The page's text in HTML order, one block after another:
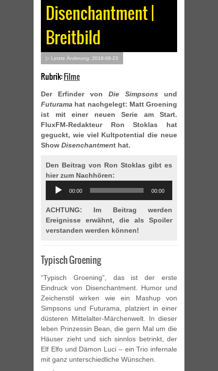
Disenchantment |
Breitbild
▷ Letzte Änderung: 2018-08-23
Rubrik:Filme
Der Erfinder von Die Simpsons und
Futurama hat nachgelegt: Matt Groening
ist mit einer neuen Serie am Start.
FluxFM-Redakteur Ron Stoklas hat
geguckt, wie viel Kultpotential die neue
Show Disenchantment hat.
Den Beitrag von Ron Stoklas gibt es
hier zum Nachhören:
Audio
Player
00:00 00:00
ACHTUNG: Im Beitrag werden
Ereignisse erwähnt, die als Spoiler
verstanden werden können!
Typisch Groening
“Typisch Groening”, das ist der erste
Eindruck von Disenchantment. Humor und
Zeichenstil wirken wie ein Mashup von
Simpsons und Futurama, platziert in einer
düsteren Mittelalter-Märchenwelt. In dieser
leben Prinzessin Bean, die gern Mal um die
Häuser zieht und sich sinnlos betrinkt, der
Elf Elfo und Dämon Luci – ein Trio infernale
mit ganz unterschiedliche Wünschen.